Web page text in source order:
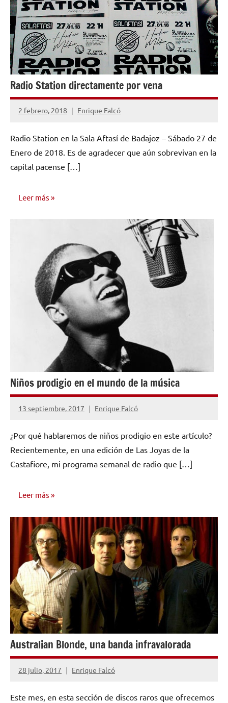
Radio Station directamente por vena
2 febrero, 2018 Enrique Falcó
4
Radio Station en la Sala Aftasí de Badajoz – Sábado 27 de
Enero de 2018. Es de agradecer que aún sobrevivan en la
capital pacense […]
Leer más
Niños prodigio en el mundo de la música
13 septiembre, 2017 Enrique Falcó
No
comentarios
¿Por qué hablaremos de niños prodigio en este artículo?
Recientemente, en una edición de Las Joyas de la
Castafiore, mi programa semanal de radio que […]
Leer más
OPINIÓN
Australian Blonde, una banda infravalorada
28 julio, 2017 Enrique Falcó
No
comentarios
Este mes, en esta sección de discos raros que ofrecemos